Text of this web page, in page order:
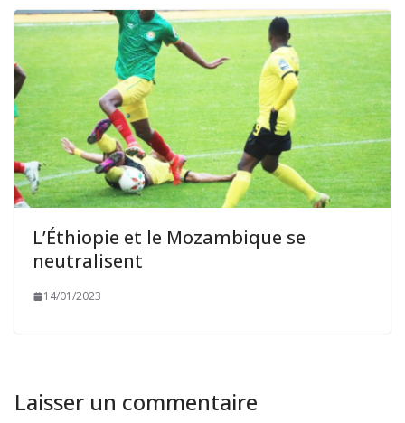
L’Éthiopie et le Mozambique se
neutralisent
14/01/2023
Laisser un commentaire